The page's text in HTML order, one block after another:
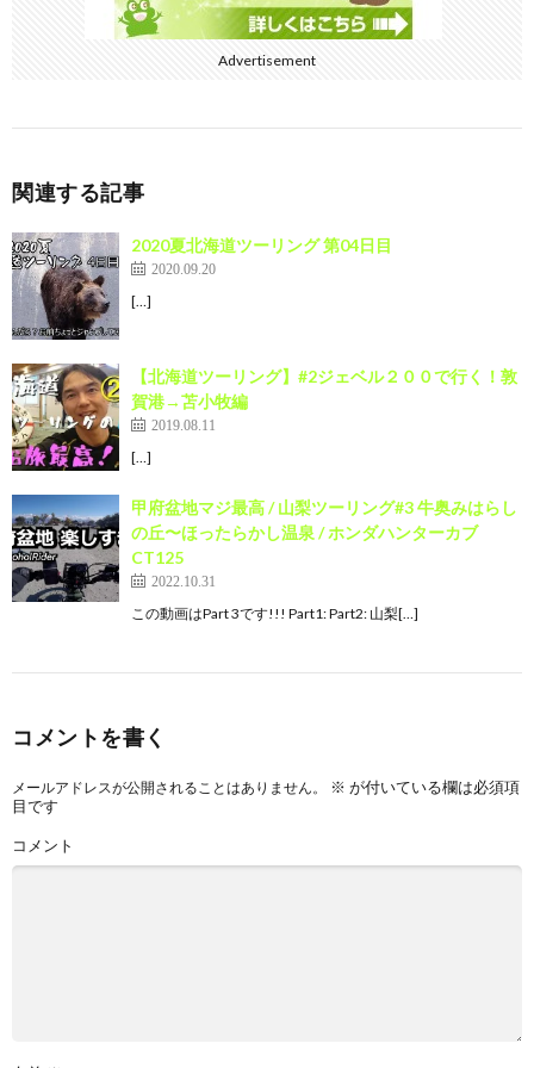
Advertisement
関連する記事
2020夏北海道ツーリング 第04日目
2020.09.20
[…]
【北海道ツーリング】#2ジェベル２００で行く！敦
賀港→苫小牧編
2019.08.11
[…]
甲府盆地マジ最高 / 山梨ツーリング#3 牛奥みはらし
の丘〜ほったらかし温泉 / ホンダハンターカブ
CT125
2022.10.31
この動画はPart 3です!!! Part1: Part2: 山梨[…]
コメントを書く
メールアドレスが公開されることはありません。 ※ が付いている欄は必須項
目です
コメント